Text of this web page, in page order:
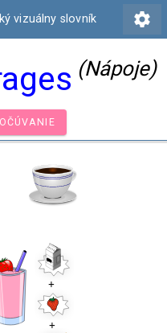
vizuálny slovník settings
(Nápoje)
POČÚVANIE